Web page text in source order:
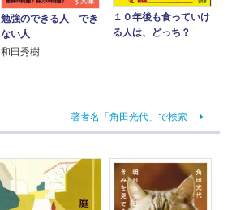
勉強のできる人 でき
ない人
和田秀樹
１０年後も食っていけ
る人は、どっち？
著者名「角田光代」で検索